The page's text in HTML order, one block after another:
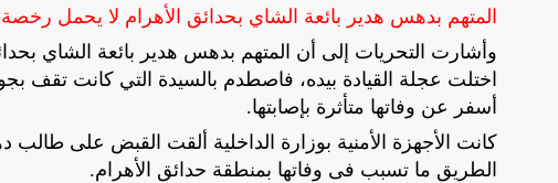
المتهم بدهس هدير بائعة الشاي بحدائق الأهرام لا يحمل رخصة
وأشارت التحريات إلى أن المتهم بدهس هدير بائعة الشاي
اختلت عجلة القيادة بيده، فاصطدم بالسيدة التي كانت تقف
أسفر عن وفاتها متأثرة بإصابتها.
كانت الأجهزة الأمنية بوزارة الداخلية ألقت القبض على
الطريق ما تسبب فى وفاتها بمنطقة حدائق الأهرام.